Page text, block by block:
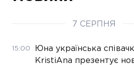
7 СЕРПНЯ
15:00
Юна українська
KristiAna презентує